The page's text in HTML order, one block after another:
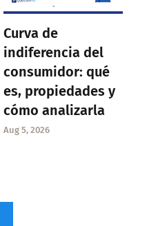
Curva de
indiferencia del
consumidor: qué
es, propiedades y
cómo analizarla
Aug 5, 2026